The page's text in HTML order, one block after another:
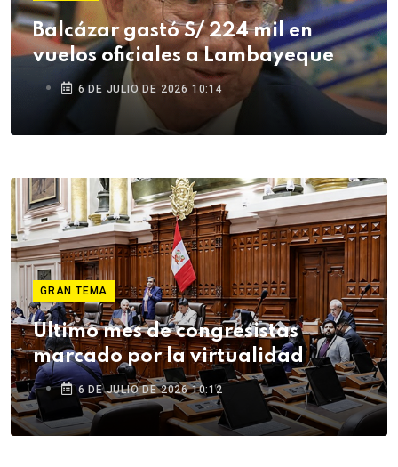
Balcázar gastó S/ 224 mil en
vuelos oficiales a Lambayeque
6 DE JULIO DE 2026 10:14
GRAN TEMA
Último mes de congresistas
marcado por la virtualidad
6 DE JULIO DE 2026 10:12